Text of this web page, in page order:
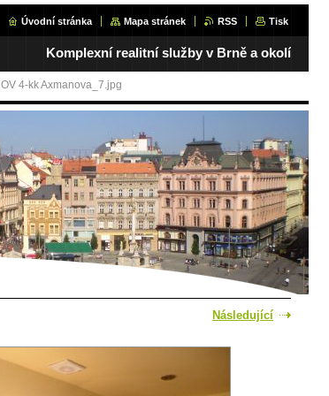
Úvodní stránka Mapa stránek RSS Tisk
Komplexní realitní služby v Brně a okolí
OV 4-kk Axmanova_7.jpg
Následující